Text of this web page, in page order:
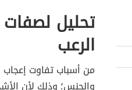
تحليل
الرعب
من أسباب تفاوت إعجاب
والجنس؛ وذلك لأن